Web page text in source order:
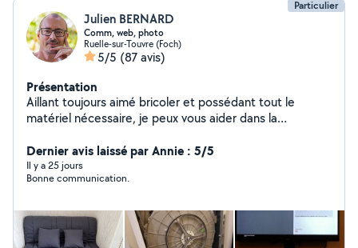
Particulier
Julien BERNARD
Comm, web, photo
Ruelle-sur-Touvre (Foch)
5/5 (87 avis)
Présentation
Aillant toujours aimé bricoler et possédant tout le
matériel nécessaire, je peux vous aider dans la
informatique, web ou tout autre selon vos besoins ...
attentif et rigoureux, je prendrais à coeur les tâches que
vous me confierez.
Dernier avis laissé par Annie : 5/5
Il y a 25 jours
Bonne communication.